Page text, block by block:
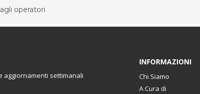
operatori
aggiornamenti settimanali
INFORMAZIONI
Chi Siamo
A Cura di